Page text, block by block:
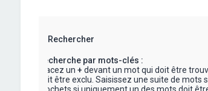
Rechercher
Recherche par mots-clés :
Placez un + devant un mot qui doit être
doit être exclu. Saisissez une suite de mots